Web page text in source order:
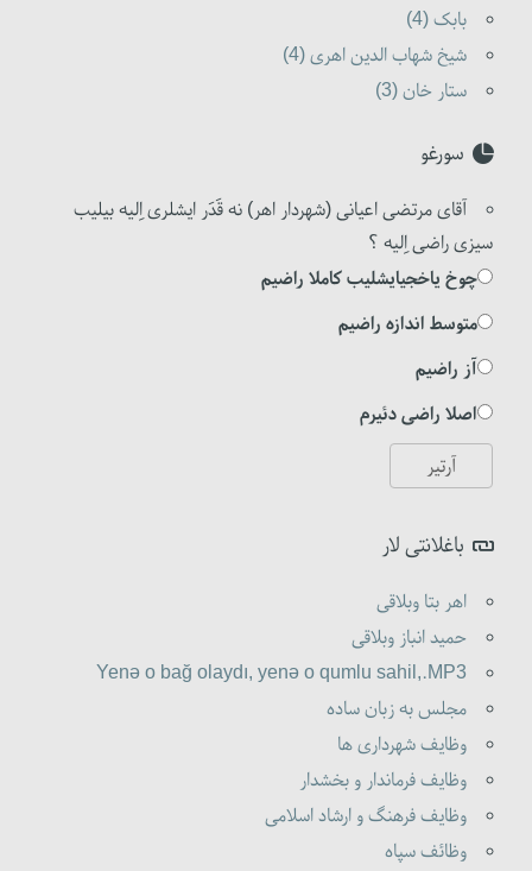
بابک (4)
شیخ شهاب الدین اهری (4)
ستار خان (3)
سورغو
آقای مرتضی اعیانی (شهردار اهر) نه قَدَر ایشلری اِلیه بیلیب
سیزی راضی اِلیه ؟
چوخ یاخجیایشلیب کاملا راضیم
متوسط اندازه راضیم
آز راضیم
اصلا راضی دئیرم
باغلانتی لار
اهر بتا وبلاقی
حمید انباز وبلاقی
Yenə o bağ olaydı, yenə o qumlu sahil,.MP3
مجلس به زبان ساده
وظایف شهرداری ها
وظایف فرماندار و بخشدار
وظایف فرهنگ و ارشاد اسلامی
وظائف سپاه